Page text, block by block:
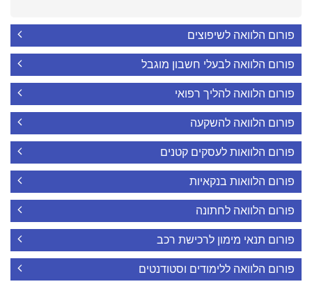
פורום הלוואה לשיפוצים
פורום הלוואה לבעלי חשבון מוגבל
פורום הלוואה להליך רפואי
פורום הלוואה להשקעה
פורום הלוואות לעסקים קטנים
פורום הלוואות בנקאיות
פורום הלוואה לחתונה
פורום תנאי מימון לרכישת רכב
פורום הלוואה ללימודים וסטודנטים